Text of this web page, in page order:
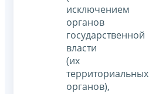
исключением
органов
государственной
власти
(их
территориальных
органов),